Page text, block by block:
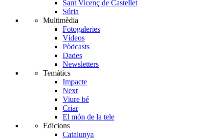
Sant Vicenç de Castellet
Súria
Multimèdia
Fotogaleries
Vídeos
Pòdcasts
Dades
Newsletters
Temàtics
Impacte
Next
Viure bé
Criar
El món de la tele
Edicions
Catalunya